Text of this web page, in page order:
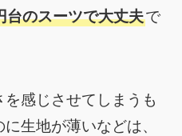
台のスーツで大丈夫で
感じさせてしまうも
生地が薄いなどは、